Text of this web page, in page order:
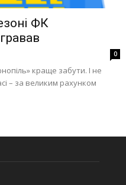
ФК
0
краще забути. І не
– за великим рахунком